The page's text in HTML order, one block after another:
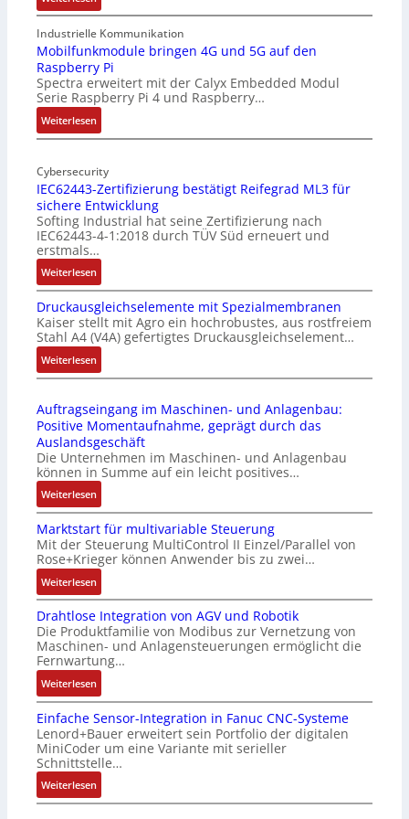
1
9
-
Z
o
l
l
-
n
d
u
s
t
r
i
e
-
P
C
l
ä
s
t
s
i
c
h
f
l
e
x
i
b
e
l
f
ü
r
i
e
A
n
w
Industrielle Kommunikation
Mobilfunkmodule bringen 4G und 5G auf den
Raspberry Pi
Spectra erweitert mit der Calyx Embedded Modul
Serie Raspberry Pi 4 und Raspberry…
Weiterlesen:
M
b
i
l
f
u
n
k
m
o
d
u
l
e
r
i
n
g
e
n
G
u
n
d
G
a
u
d
n
R
a
p
Cybersecurity
IEC62443-Zertifizierung bestätigt Reifegrad ML3 für
sichere Entwicklung
Softing Industrial hat seine Zertifizierung nach
IEC62443-4-1:2018 durch TÜV Süd erneuert und
erstmals…
Weiterlesen:
I
E
6
2
4
3
-
Z
e
r
t
i
f
i
z
i
e
u
n
g
b
e
s
t
ä
t
i
Druckausgleichselemente mit Spezialmembranen
Kaiser stellt mit Agro ein hochrobustes, aus rostfreiem
Stahl A4 (V4A) gefertigtes Druckausgleichselement…
Weiterlesen:
D
u
c
k
a
u
s
g
l
e
i
c
h
e
l
e
m
e
n
t
e
m
i
Auftragseingang im Maschinen- und Anlagenbau:
Positive Momentaufnahme, geprägt durch das
Auslandsgeschäft
Die Unternehmen im Maschinen- und Anlagenbau
können in Summe auf ein leicht positives…
Weiterlesen:
A
u
f
t
r
a
g
s
e
i
n
g
a
n
g
i
m
M
Marktstart für multivariable Steuerung
Mit der Steuerung MultiControl II Einzel/Parallel von
Rose+Krieger können Anwender bis zu zwei…
Weiterlesen:
M
a
r
k
t
s
t
a
r
t
f
ü
r
Drahtlose Integration von AGV und Robotik
Die Produktfamilie von Modibus zur Vernetzung von
Maschinen- und Anlagensteuerungen ermöglicht die
Fernwartung…
Weiterlesen:
D
r
a
h
t
l
o
Einfache Sensor-Integration in Fanuc CNC-Systeme
Lenord+Bauer erweitert sein Portfolio der digitalen
MiniCoder um eine Variante mit serieller
Schnittstelle…
Weiterlesen:
E